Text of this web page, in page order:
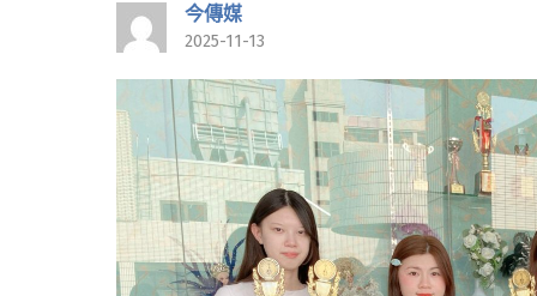
今傳媒
2025-11-13